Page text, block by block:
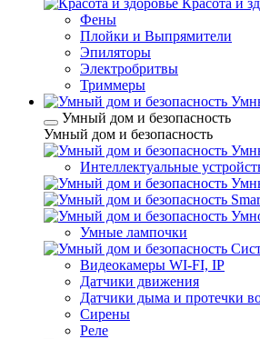
Красота и
Фены
Плойки и Выпрямители
Эпиляторы
Электробритвы
Триммеры
Умный дом и безопасность
Умный дом и безопасность
Интеллектуальные
Умные лампочки
Видеокамеры WI-FI, IP
Датчики движения
Датчики дыма и протечки
Сирены
Реле